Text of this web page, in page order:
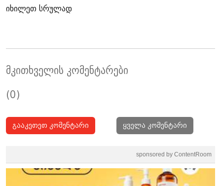
იხილეთ სრულად
მკითხველის კომენტარები
(0)
გააკეთეთ კომენტარი ყველა კომენტარი
sponsored by ContentRoom